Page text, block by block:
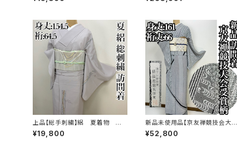
上品【総手刺繍】絽 夏着物 訪
問着 正絹 s231
¥19,800
新品未使用品【京友禅競技会大会
受賞柄】正絹 袷 訪問着s758
¥52,800